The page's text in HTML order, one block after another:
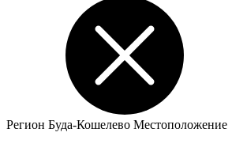
Регион Буда-Кошелево Местоположение